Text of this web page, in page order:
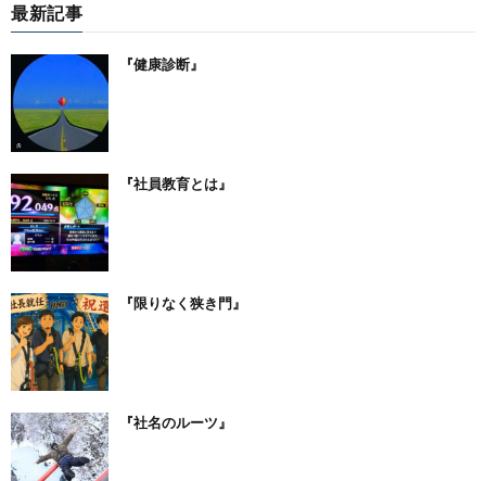
最新記事
『健康診断』
『社員教育とは』
『限りなく狭き門』
『社名のルーツ』